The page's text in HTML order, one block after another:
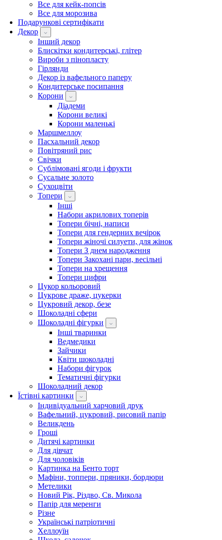
Все для кейк-попсів
Все для морозива
Подарункові сертифікати
Декор
Інший декор
Блискітки кондитерські, глітер
Вироби з пінопласту
Гірлянди
Декор із вафельного паперу
Кондитерське посипання
Корони
Діадеми
Корони великі
Корони маленькі
Маршмеллоу
Пасхальний декор
Повітряний рис
Свічки
Сублімовані ягоди і фрукти
Сусальне золото
Сухоцвіти
Топери
Інші
Набори акрилових топерів
Топери бічні, написи
Топери для гендерних вечірок
Топери жіночі силуети, для жінок
Топери З днем ​​народження
Топери Закохані пари, весільні
Топери на хрещення
Топери цифри
Цукор кольоровий
Цукрове драже, цукерки
Цукровий декор, безе
Шоколадні сфери
Шоколадні фігурки
Інші тваринки
Ведмедики
Зайчики
Квіти шоколадні
Набори фігурок
Тематичні фігурки
Шоколадний декор
Їстівні картинки
Індивідуальний харчовий друк
Вафельний, цукровий, рисовий папір
Великдень
Гроші
Дитячі картинки
Для дівчат
Для чоловіків
Картинка на Бенто торт
Мафіни, топпери, пряники, бордюри
Метелики
Новий Рік, Різдво, Св. Микола
Папір для меренги
Різне
Українські патріотичні
Хеллоуїн